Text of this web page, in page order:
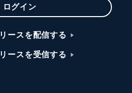
ログイン
ースを配信する
ースを受信する